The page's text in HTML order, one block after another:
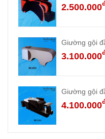
2.500.000
Giường gội
3.100.000
Giường gội
4.100.000